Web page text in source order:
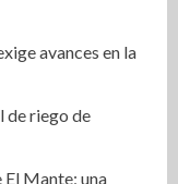
avances en la
de riego de
El Mante; una